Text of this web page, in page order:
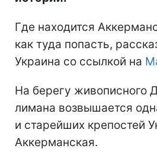
Где находится
как туда попасть,
Украина со ссылкой на
На берегу живописного
лимана возвышается
и старейших крепостей
Аккерманская.